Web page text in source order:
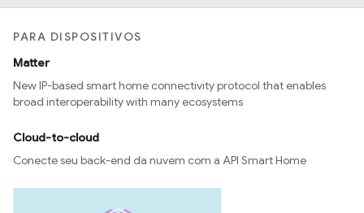
PARA DISPOSITIVOS
Matter
New IP-based smart home connectivity protocol that enables
broad interoperability with many ecosystems
Cloud-to-cloud
Conecte seu back-end da nuvem com a API Smart Home